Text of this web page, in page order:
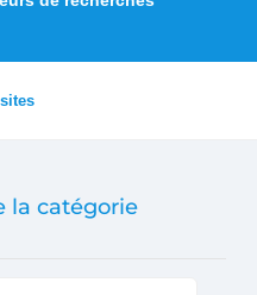
la catégorie